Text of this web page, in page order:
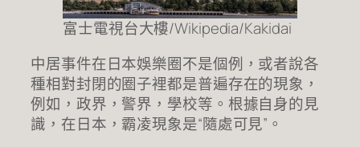
富士電視台大樓/Wikipedia/Kakidai
中居事件在日本娛樂圈不是個例，或者說各
種相對封閉的圈子裡都是普遍存在的現象，
例如，政界，警界，學校等。根據自身的見
識，在日本，霸凌現象是“隨處可見”。